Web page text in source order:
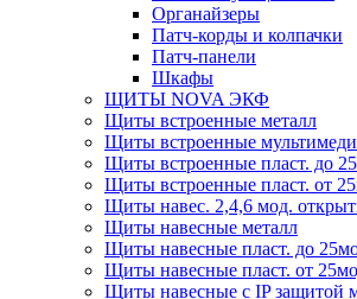
Органайзеры
Патч-корды и колпачки
Патч-панели
Шкафы
ЩИТЫ NOVA ЭКФ
Щиты встроенные металл
Щиты встроенные
Щиты встроенные пласт. до
Щиты встроенные пласт. от
Щиты навес. 2,4,6 мод.
Щиты навесные металл
Щиты навесные пласт. до
Щиты навесные пласт. от
Щиты навесные с IP защитой